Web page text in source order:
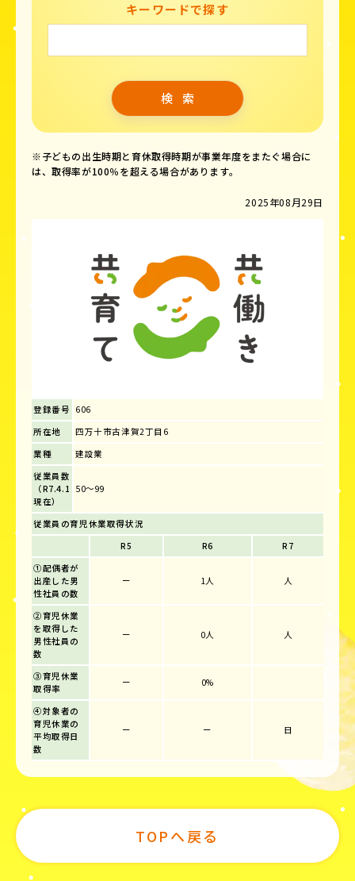
キーワードで探す
※子どもの出生時期と育休取得時期が事業年度をまたぐ場合に
は、取得率が100％を超える場合があります。
2025年08月29日
登録番号 606
所在地
四万十市古津賀2丁目6
業種
建設業
従業員数
（R7.4.1
現在）
50～99
従業員の育児休業取得状況
R5
R6
R7
①配偶者が
出産した男
性社員の数
ー 1人 人
②育児休業
を取得した
男性社員の
数
ー 0人 人
③育児休業
取得率
ー 0%
④対象者の
育児休業の
平均取得日
数
ー ー 日
TOPへ戻る